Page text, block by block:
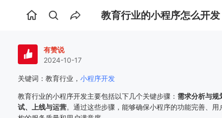
首
教育行业的小程序怎么开
有赞说
2024-10-17
关键词：教育行业， 小程序开发
教育行业的小程序开发主要包括以下几个关键步骤： 需求分析与规
试、上线与运营。通过这些步骤，能够确保小程序的功能完善、